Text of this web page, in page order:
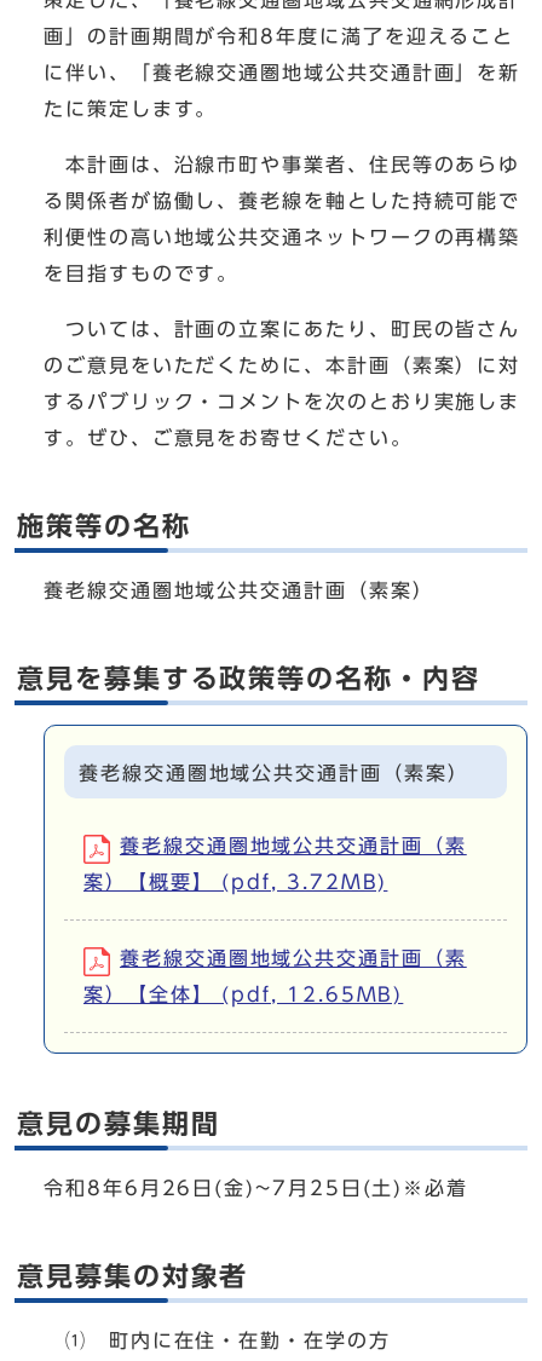
画」の計画期間が令和8年度に満了を迎えること
に伴い、「養老線交通圏地域公共交通計画」を新
たに策定します。
本計画は、沿線市町や事業者、住民等のあらゆ
る関係者が協働し、養老線を軸とした持続可能で
利便性の高い地域公共交通ネットワークの再構築
を目指すものです。
ついては、計画の立案にあたり、町民の皆さん
のご意見をいただくために、本計画（素案）に対
するパブリック・コメントを次のとおり実施しま
す。ぜひ、ご意見をお寄せください。
施策等の名称
養老線交通圏地域公共交通計画（素案）
意見を募集する政策等の名称・内容
養老線交通圏地域公共交通計画（素案）
養老線交通圏地域公共交通計画（素
案）【概要】 (pdf, 3.72MB)
養老線交通圏地域公共交通計画（素
案）【全体】 (pdf, 12.65MB)
意見の募集期間
令和8年6月26日(金)~7月25日(土)※必着
意見募集の対象者
⑴ 町内に在住・在勤・在学の方